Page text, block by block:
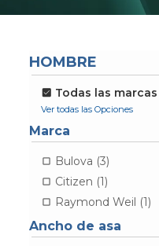
HOMBRE
Todas las
Marca
Bulova (3)
Citizen (1)
Raymond Weil (1)
Ancho de asa